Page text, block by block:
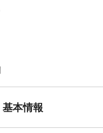
基本情報